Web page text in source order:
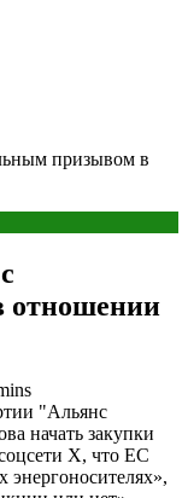
призывом в
отношении
"Альянс
начать закупки
X, что ЕС
энергоносителях»,